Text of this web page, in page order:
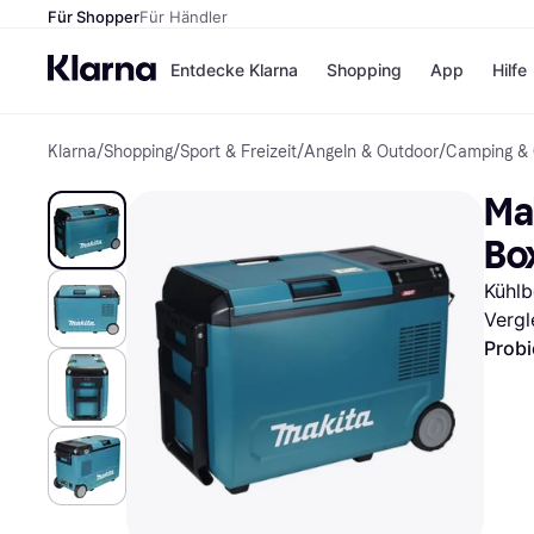
Für ShopperFür Händler
Entdecke Klarna
Zahlungsmethoden
Bezahle in 3
Bezahle in bis zu 30
Ratenzahlung
Shopping
Shops
eBay
Temu
SHEIN
App Hilfe
Klarna/Shopping/Sport & Freizeit/Angeln & Outdoor/Camping &